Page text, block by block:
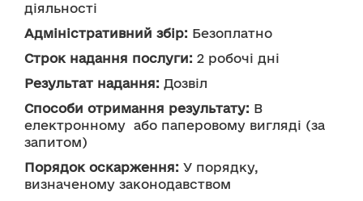
діяльності
Адміністративний збір: Безоплатно
Строк надання послуги: 2 робочі дні
Результат надання: Дозвіл
Способи отримання результату: В
електронному  або паперовому вигляді (за
запитом)
Порядок оскарження: У порядку,
визначеному законодавством